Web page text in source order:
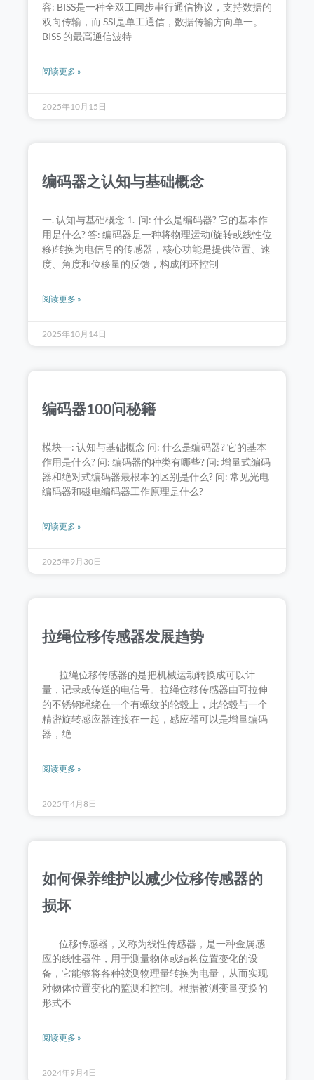
容: BISS是一种全双工同步串行通信协议，支持数据的
双向传输，而 SSI是单工通信，数据传输方向单一。
BISS 的最高通信波特
阅读更多 »
2025年10月15日
编码器之认知与基础概念
一. 认知与基础概念 1. 问: 什么是编码器? 它的基本作
用是什么? 答: 编码器是一种将物理运动(旋转或线性位
移)转换为电信号的传感器，核心功能是提供位置、速
度、角度和位移量的反馈，构成闭环控制
阅读更多 »
2025年10月14日
编码器100问秘籍
模块一: 认知与基础概念 问: 什么是编码器? 它的基本
作用是什么? 问: 编码器的种类有哪些? 问: 增量式编码
器和绝对式编码器最根本的区别是什么? 问: 常见光电
编码器和磁电编码器工作原理是什么?
阅读更多 »
2025年9月30日
拉绳位移传感器发展趋势
拉绳位移传感器的是把机械运动转换成可以计
量，记录或传送的电信号。拉绳位移传感器由可拉伸
的不锈钢绳绕在一个有螺纹的轮毂上，此轮毂与一个
精密旋转感应器连接在一起，感应器可以是增量编码
器，绝
阅读更多 »
2025年4月8日
如何保养维护以减少位移传感器的
损坏
位移传感器，又称为线性传感器，是一种金属感
应的线性器件，用于测量物体或结构位置变化的设
备，它能够将各种被测物理量转换为电量，从而实现
对物体位置变化的监测和控制。根据被测变量变换的
形式不
阅读更多 »
2024年9月4日